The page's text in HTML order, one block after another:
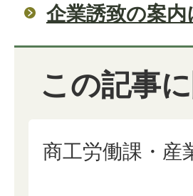
企業誘致の案内
この記事
商工労働課・産